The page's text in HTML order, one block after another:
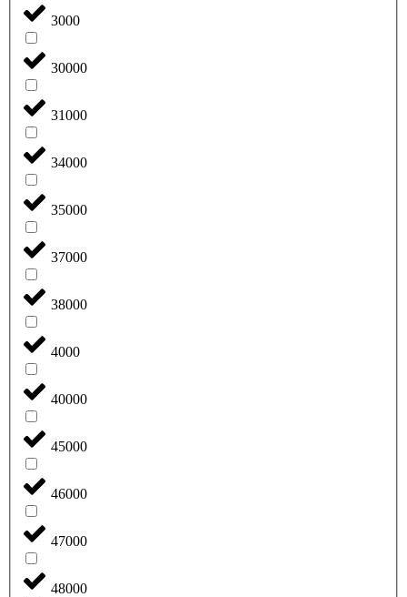
3000
30000
31000
34000
35000
37000
38000
4000
40000
45000
46000
47000
48000